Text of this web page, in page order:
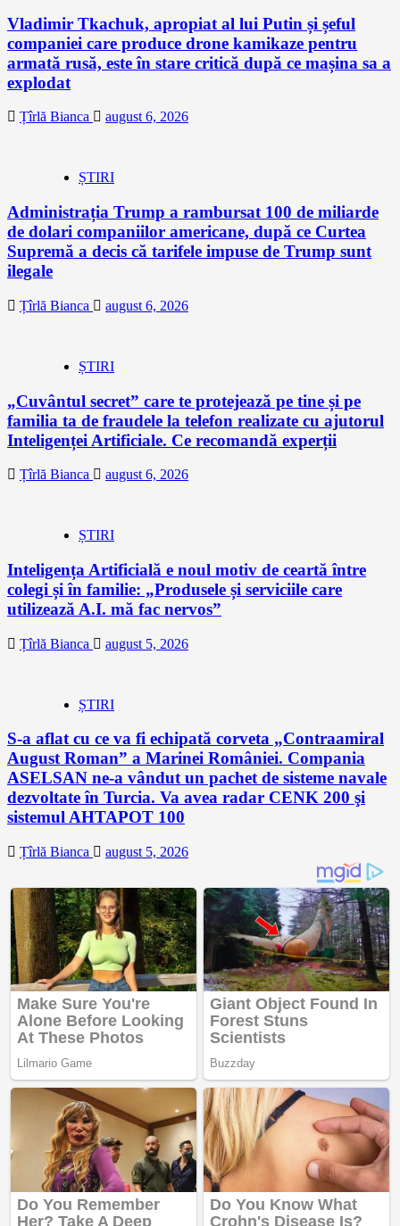
Vladimir Tkachuk, apropiat al lui Putin și șeful
companiei care produce drone kamikaze pentru
armată rusă, este în stare critică după ce mașina sa a
explodat
Țîrlă Bianca august 6, 2026
ȘTIRI
Administrația Trump a rambursat 100 de miliarde
de dolari companiilor americane, după ce Curtea
Supremă a decis că tarifele impuse de Trump sunt
ilegale
Țîrlă Bianca august 6, 2026
ȘTIRI
„Cuvântul secret” care te protejează pe tine și pe
familia ta de fraudele la telefon realizate cu ajutorul
Inteligenței Artificiale. Ce recomandă experții
Țîrlă Bianca august 6, 2026
ȘTIRI
Inteligența Artificială e noul motiv de ceartă între
colegi și în familie: „Produsele și serviciile care
utilizează A.I. mă fac nervos”
Țîrlă Bianca august 5, 2026
ȘTIRI
S-a aflat cu ce va fi echipată corveta „Contraamiral
August Roman” a Marinei României. Compania
ASELSAN ne-a vândut un pachet de sisteme navale
dezvoltate în Turcia. Va avea radar CENK 200 şi
sistemul AHTAPOT 100
Țîrlă Bianca august 5, 2026